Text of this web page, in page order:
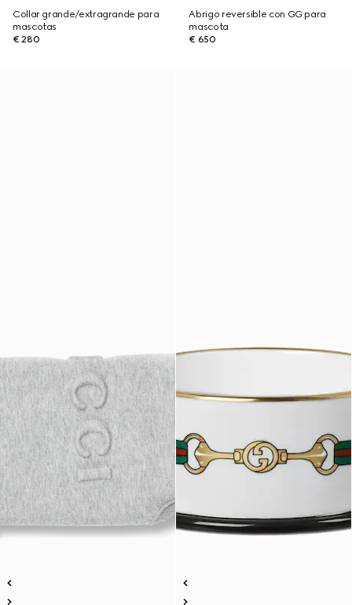
Collar grande/extragrande para
mascotas
€ 280
Abrigo reversible con GG para
mascota
€ 650